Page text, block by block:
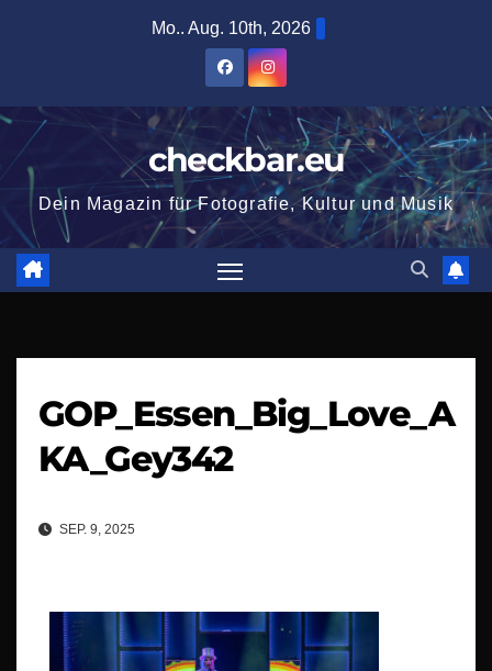
Mo.. Aug. 10th, 2026
checkbar.eu
Dein Magazin für Fotografie, Kultur und Musik
GOP_Essen_Big_Love_A
KA_Gey342
SEP. 9, 2025